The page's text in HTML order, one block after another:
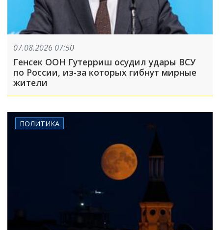
07.08.2026 07:50
Генсек ООН Гутерриш осудил удары ВСУ
по России, из-за которых гибнут мирные
жители
ПОЛИТИКА